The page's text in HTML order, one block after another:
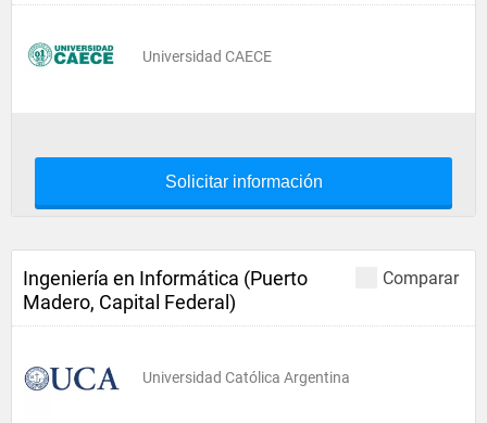
Universidad CAECE
Solicitar información
Comparar
Ingeniería en Informática (Puerto
Madero, Capital Federal)
Universidad Católica Argentina